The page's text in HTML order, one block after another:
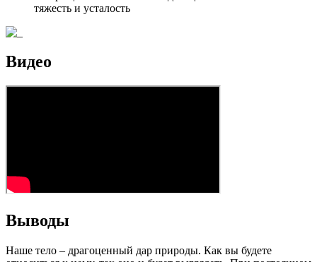
тяжесть и усталость
Видео
Выводы
Наше тело – драгоценный дар природы. Как вы будете